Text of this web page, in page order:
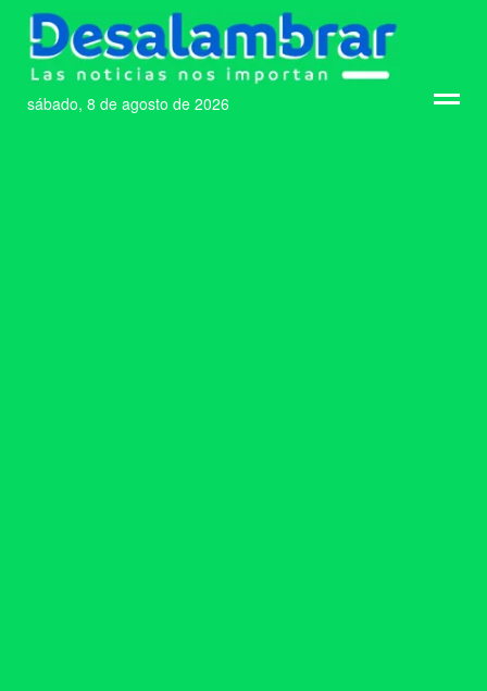
sábado, 8 de agosto de 2026